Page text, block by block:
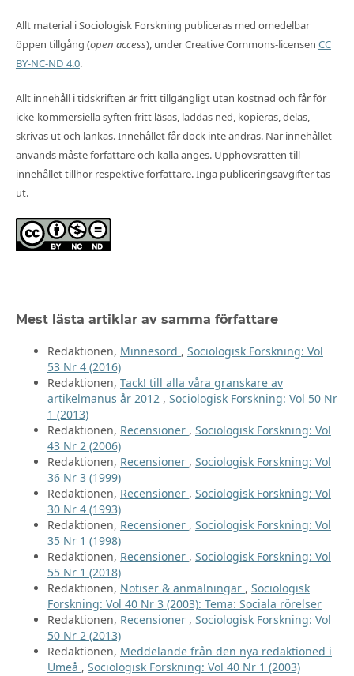
Allt material i Sociologisk Forskning publiceras med omedelbar
öppen tillgång (open access), under Creative Commons-licensen CC
BY-NC-ND 4.0.
Allt innehåll i tidskriften är fritt tillgängligt utan kostnad och får för
icke-kommersiella syften fritt läsas, laddas ned, kopieras, delas,
skrivas ut och länkas. Innehållet får dock inte ändras. När innehållet
används måste författare och källa anges. Upphovsrätten till
innehållet tillhör respektive författare. Inga publiceringsavgifter tas
ut.
Mest lästa artiklar av samma författare
Redaktionen, Minnesord , Sociologisk Forskning: Vol
53 Nr 4 (2016)
Redaktionen, Tack! till alla våra granskare av
artikelmanus år 2012 , Sociologisk Forskning: Vol 50 Nr
1 (2013)
Redaktionen, Recensioner , Sociologisk Forskning: Vol
43 Nr 2 (2006)
Redaktionen, Recensioner , Sociologisk Forskning: Vol
36 Nr 3 (1999)
Redaktionen, Recensioner , Sociologisk Forskning: Vol
30 Nr 4 (1993)
Redaktionen, Recensioner , Sociologisk Forskning: Vol
35 Nr 1 (1998)
Redaktionen, Recensioner , Sociologisk Forskning: Vol
55 Nr 1 (2018)
Redaktionen, Notiser & anmälningar , Sociologisk
Forskning: Vol 40 Nr 3 (2003): Tema: Sociala rörelser
Redaktionen, Recensioner , Sociologisk Forskning: Vol
50 Nr 2 (2013)
Redaktionen, Meddelande från den nya redaktioned i
Umeå , Sociologisk Forskning: Vol 40 Nr 1 (2003)